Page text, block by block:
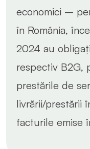
economici –
în România,
2024 au
respectiv B2G,
prestările de
livrării/prestării
facturile emise